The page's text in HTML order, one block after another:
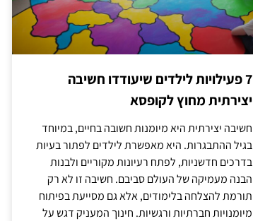
7 פעילויות לילדים שיעודדו חשיבה
יצירתית מחוץ לקופסא
חשיבה יצירתית היא מיומנות חשובה בחיים, במיוחד
בגיל ההתבגרות. היא מאפשרת לילדים לפתור בעיות
בדרכים חדשניות, לפתח רעיונות מקוריים ולבנות
הבנה מעמיקה של העולם סביבם. חשיבה זו לא רק
תורמת להצלחה בלימודים, אלא גם מסייעת בפיתוח
מיומנויות חברתיות ורגשיות. חינוך המעניק דגש על